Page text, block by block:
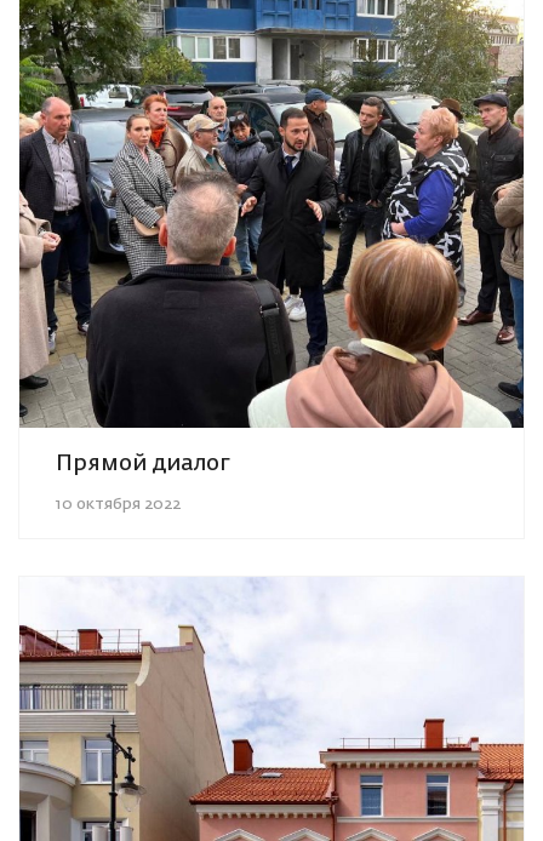
Прямой диалог
10 октября 2022